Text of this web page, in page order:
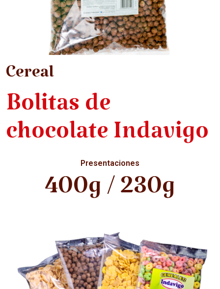
Cereal
Bolitas de
chocolate Indavigo
Presentaciones
400g / 230g